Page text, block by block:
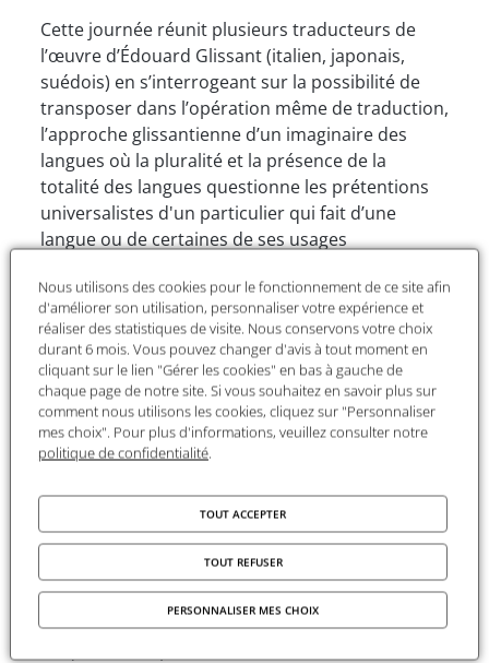
Cette journée réunit plusieurs traducteurs de
l’œuvre d’Édouard Glissant (italien, japonais,
suédois) en s’interrogeant sur la possibilité de
transposer dans l’opération même de traduction,
l’approche glissantienne d’un imaginaire des
langues où la pluralité et la présence de la
totalité des langues questionne les prétentions
universalistes d'un particulier qui fait d’une
langue ou de certaines de ses usages
l'homme et le réel. C’est pourquoi, dans
L’imaginaire des langues, Glissant affirme que la
seule manière d’envisager l’universel est celle de
la présence et de la relation de toutes les langues
à partir de l’indispensable médiation de la
traduction. Comme le souligne Souleymane
Bachir Diagne, faisant référence au projet de
apprendre d’autres langues, signifie sortir de
l’universalisme du Logos pour comprendre
d’abord que toute langue est une parmi
plusieurs et ensuite que l’universel s’évalue dans
l’épreuve de la traduction ». [1]
Nous utilisons des cookies pour le fonctionnement de ce site afin
d'améliorer son utilisation, personnaliser votre expérience et
réaliser des statistiques de visite. Nous conservons votre choix
durant 6 mois. Vous pouvez changer d'avis à tout moment en
cliquant sur le lien "Gérer les cookies" en bas à gauche de
chaque page de notre site. Si vous souhaitez en savoir plus sur
comment nous utilisons les cookies, cliquez sur "Personnaliser
mes choix". Pour plus d'informations, veuillez consulter notre
politique de confidentialité.
TOUT ACCEPTER
TOUT REFUSER
PERSONNALISER MES CHOIX